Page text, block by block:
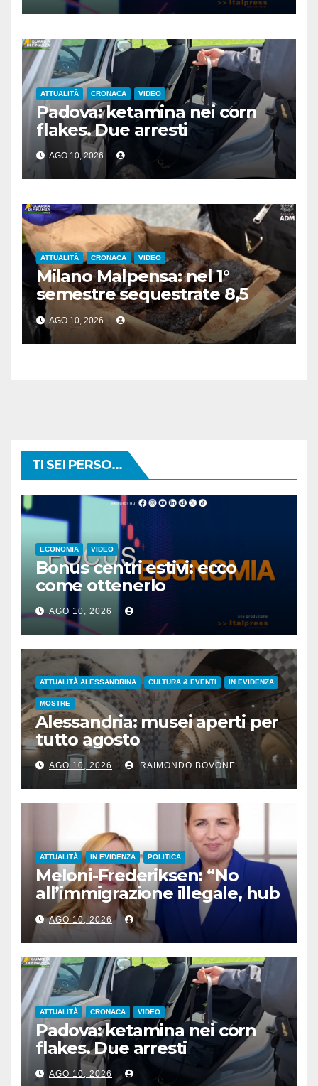
ATTUALITÀ CRONACA VIDEO
Padova: ketamina nei corn
flakes. Due arresti
AGO 10, 2026
ATTUALITÀ CRONACA VIDEO
Milano Malpensa: nel 1°
semestre sequestrate 8,5
tonnellate di cibo fuori
norma
AGO 10, 2026
TI SEI PERSO...
ECONOMIA VIDEO
Bonus centri estivi: ecco
come ottenerlo
AGO 10, 2026
ATTUALITÀ ALESSANDRINA CULTURA & EVENTI IN EVIDENZA
MOSTRE
Alessandria: musei aperti per
tutto agosto
AGO 10, 2026 RAIMONDO BOVONE
ATTUALITÀ IN EVIDENZA POLITICA
Meloni-Frederiksen: “No
all’immigrazione illegale, hub
di rimpatrio in Paesi terzi”
AGO 10, 2026
ATTUALITÀ CRONACA VIDEO
Padova: ketamina nei corn
flakes. Due arresti
AGO 10, 2026